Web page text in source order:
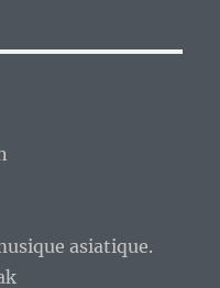
asiatique.